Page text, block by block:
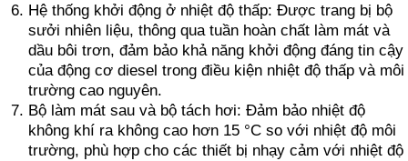
Hệ thống khởi động ở nhiệt độ thấp: Được trang bị bộ
sưởi nhiên liệu, thông qua tuần hoàn chất làm mát và
dầu bôi trơn, đảm bảo khả năng khởi động đáng tin cậy
của động cơ diesel trong điều kiện nhiệt độ thấp và môi
trường cao nguyên.
Bộ làm mát sau và bộ tách hơi: Đảm bảo nhiệt độ
không khí ra không cao hơn 15 °C so với nhiệt độ môi
trường, phù hợp cho các thiết bị nhạy cảm với nhiệt độ